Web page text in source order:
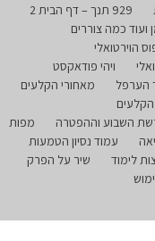
929 תנך – דף הבית 2
ועוד כמה צוררים
הוירטואלי
ויהי פודאקסט
הערפל
מאחורי הקלעים
השבוע וההפטרה
מפות
עמוד נסיון הטמעות
לימוד
שיר על הפרק